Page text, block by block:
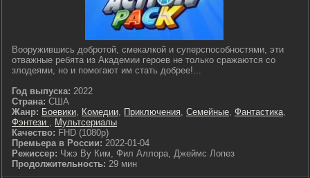
Вооружившись добротой, смекалкой и суперспособностями, эти
отважные ребята из Академии героев не только сражаются со
злодеями, но и помогают им стать добрее!...
Год выпуска: 2022
Страна: США
Жанр: Боевики, Комедии, Приключения, Семейные, Фантастика,
Фэнтези , Мультсериалы
Качество: FHD (1080p)
Премьера в России: 2022-01-04
Режиссер: Чжэ Ву Ким, Фил Аллора, Джеймс Лопез
Продолжительность: 29 мин